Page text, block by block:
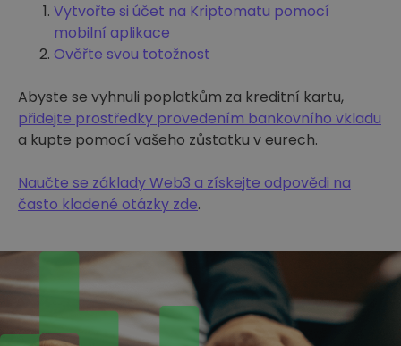
Vytvořte si účet na Kriptomatu pomocí
mobilní aplikace
Ověřte svou totožnost
Abyste se vyhnuli poplatkům za kreditní kartu,
přidejte prostředky provedením bankovního vkladu
a kupte pomocí vašeho zůstatku v eurech.
Naučte se základy Web3 a získejte odpovědi na
často kladené otázky zde.